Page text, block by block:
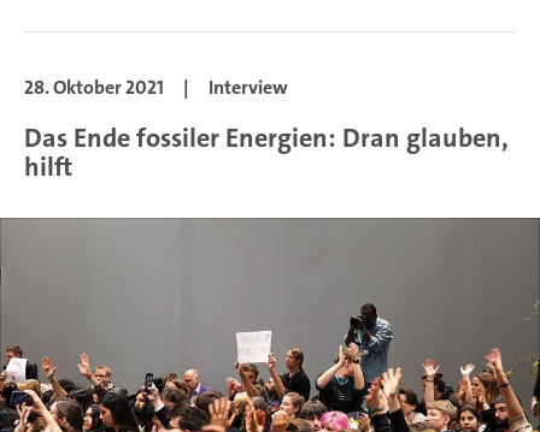
28. Oktober 2021 | Interview
Das Ende fossiler Energien: Dran glauben,
hilft